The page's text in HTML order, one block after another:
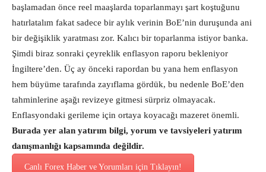
başlamadan önce reel maaşlarda toparlanmayı şart koştuğunu
hatırlatalım fakat sadece bir aylık verinin BoE’nin duruşunda ani
bir değişiklik yaratması zor. Kalıcı bir toparlanma istiyor banka.
Şimdi biraz sonraki çeyreklik enflasyon raporu bekleniyor
İngiltere’den. Üç ay önceki rapordan bu yana hem enflasyon
hem büyüme tarafında zayıflama gördük, bu nedenle BoE’den
tahminlerine aşağı revizeye gitmesi sürpriz olmayacak.
Enflasyondaki gerileme için ortaya koyacağı mazeret önemli.
Burada yer alan yatırım bilgi, yorum ve tavsiyeleri yatırım
danışmanlığı kapsamında değildir.
Canlı Forex Haber ve Yorumları için Tıklayın!